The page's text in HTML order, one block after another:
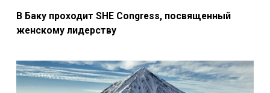
В Баку проходит SHE Congress, посвященный
женскому лидерству